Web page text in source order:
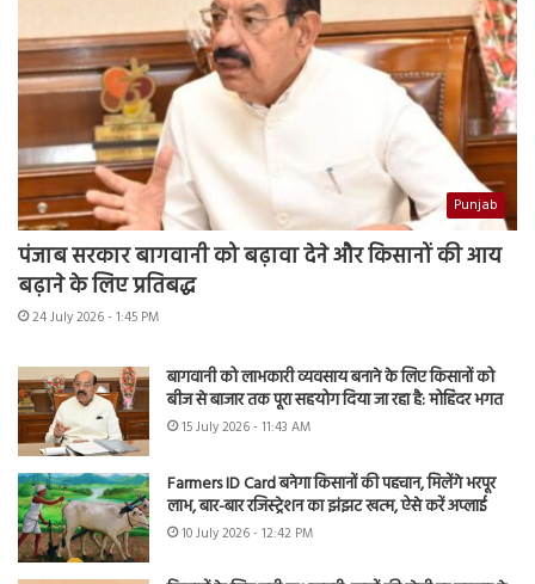
Punjab
पंजाब सरकार बागवानी को बढ़ावा देने और किसानों की आय
बढ़ाने के लिए प्रतिबद्ध
24 July 2026 - 1:45 PM
बागवानी को लाभकारी व्यवसाय बनाने के लिए किसानों को
बीज से बाजार तक पूरा सहयोग दिया जा रहा है: मोहिंदर भगत
15 July 2026 - 11:43 AM
Farmers ID Card बनेगा किसानों की पहचान, मिलेंगे भरपूर
लाभ, बार-बार रजिस्ट्रेशन का झंझट खत्म, ऐसे करें अप्लाई
10 July 2026 - 12:42 PM